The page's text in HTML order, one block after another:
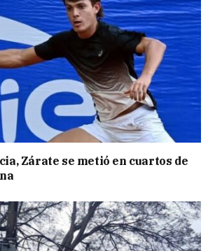
Zárate se metió en cuartos de